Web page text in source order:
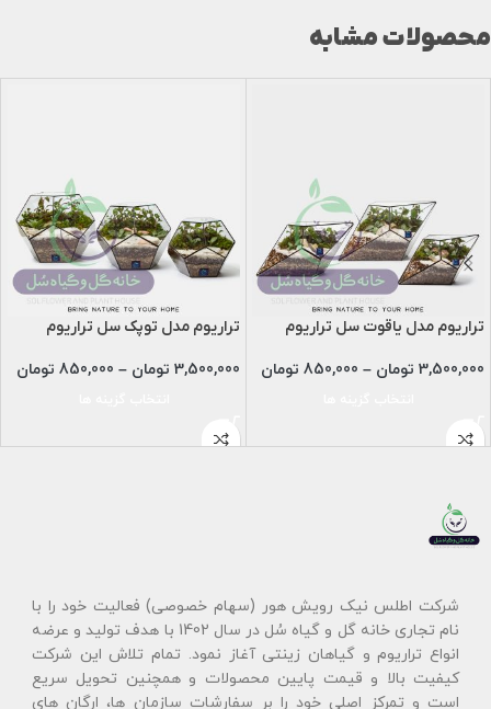
محصولات مشابه
تراریوم مدل یاقوت سل تراریوم
3,500,000 تومان –
850,000 تومان
تراریوم مدل توپک سل تراریوم
3,500,000 تومان –
850,000 تومان
شرکت اطلس نیک رویش هور (سهام خصوصی) فعالیت خود را با
نام تجاری خانه گل و گیاه سُل در سال 1402 با هدف تولید و عرضه
انواع تراریوم و گیاهان زینتی آغاز نمود. تمام تلاش این شرکت
کیفیت بالا و قیمت پایین محصولات و همچنین تحویل سریع
است و تمرکز اصلی خود را بر سفارشات سازمان ها، ارگان های